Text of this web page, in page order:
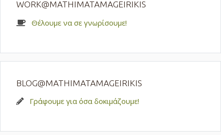
WORK@MATHIMATAMAGEIRIKIS
Θέλουμε να σε γνωρίσουμε!
BLOG@MATHIMATAMAGEIRIKIS
Γράφουμε για όσα δοκιμάζουμε!